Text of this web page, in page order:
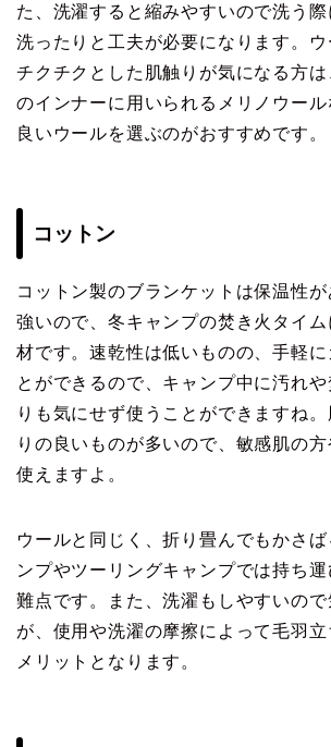
た、洗濯すると縮みやすいので洗う
洗ったりと工夫が必要になります。
チクチクとした肌触りが気になる方は
のインナーに用いられるメリノウー
良いウールを選ぶのがおすすめです。
コットン
コットン製のブランケットは保温性
強いので、冬キャンプの焚き火タイ
材です。速乾性は低いものの、手軽に
とができるので、キャンプ中に汚れ
りも気にせず使うことができますね
りの良いものが多いので、敏感肌の
使えますよ。
ウールと同じく、折り畳んでもかさ
ンプやツーリングキャンプでは持ち
難点です。また、洗濯もしやすいの
が、使用や洗濯の摩擦によって毛羽
メリットとなります。